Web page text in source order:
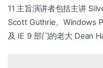
11 主旨演讲者包括主讲
Scott Guthrie、Windows
及 IE 9 部门的老大 Dean